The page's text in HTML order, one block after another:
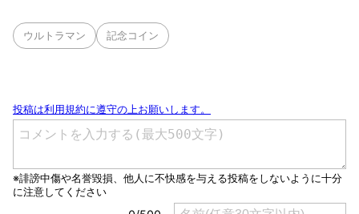
ウルトラマン 記念コイン